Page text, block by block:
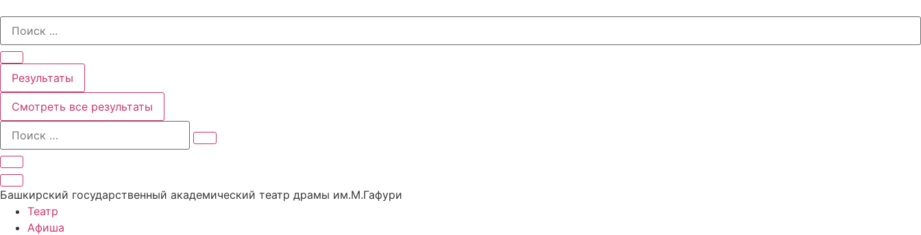
содержимому
Search
Результаты
Смотреть все результаты
Башкирский государственный академический театр драмы им.М.Гафури
Театр
Афиша